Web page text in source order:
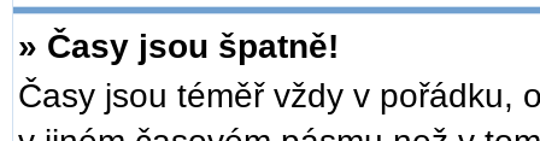
» Časy jsou špatně!
Časy jsou téměř vždy v pořádku,